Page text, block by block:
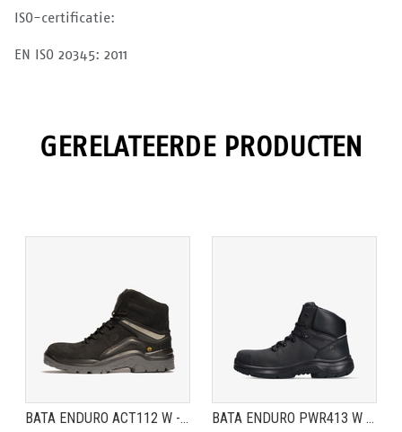
ISO-certificatie:
EN ISO 20345: 2011
GERELATEERDE PRODUCTEN
BATA ENDURO ACT112 W - VEILIGHEIDSSCHOEN S3 BATA ENDURO PWR413 W - VEILIGHEIDSSCHOEN S3